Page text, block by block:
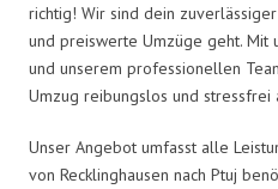
richtig! Wir sind dein
und preiswerte Umzüge geht. Mit
und unserem professionellen
Umzug reibungslos und stressfrei
Unser Angebot umfasst alle
von Recklinghausen nach Ptuj